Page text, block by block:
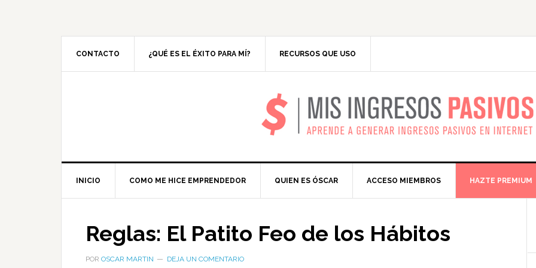
CONTACTO ¿QUÉ ES EL ÉXITO PARA MÍ? RECURSOS QUE USO
MIS INGRESOS
INICIO COMO ME HICE EMPRENDEDOR QUIEN ES ÓSCAR ACCESO MIEMBROS HAZTE PREMIUM
Reglas: El Patito Feo de los Hábitos
POR OSCAR MARTIN DEJA UN COMENTARIO